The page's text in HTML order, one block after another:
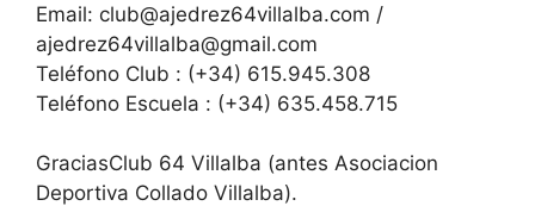
Email: club@ajedrez64villalba.com /
ajedrez64villalba@gmail.com
Teléfono Club : (+34) 615.945.308
Teléfono Escuela : (+34) 635.458.715
GraciasClub 64 Villalba (antes Asociacion
Deportiva Collado Villalba).